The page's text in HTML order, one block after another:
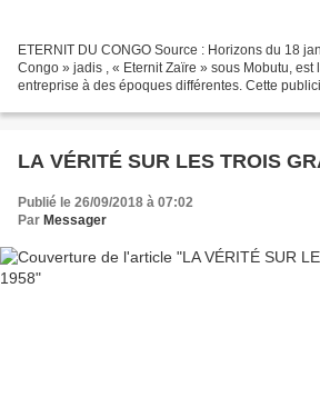
ETERNIT DU CONGO Source : Horizons du 18
Congo » jadis , « Eternit Zaïre » sous Mobutu, est
entreprise à des époques différentes. Cette
LA VÉRITÉ SUR LES TROIS
Publié le 26/09/2018 à 07:02
Par Messager